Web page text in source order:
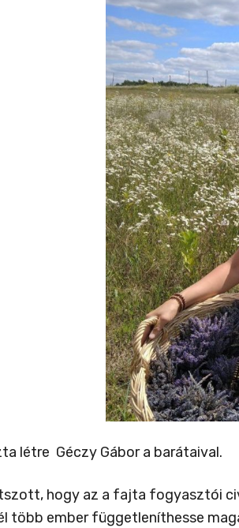
létre Géczy Gábor a barátaival.
hogy az a fajta fogyasztói
több ember függetleníthesse